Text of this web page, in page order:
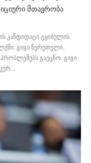
მთავრობა
კანდიდატი ტყიბულის,
გიგი წერეთელი,
გაეცნო. გიგი